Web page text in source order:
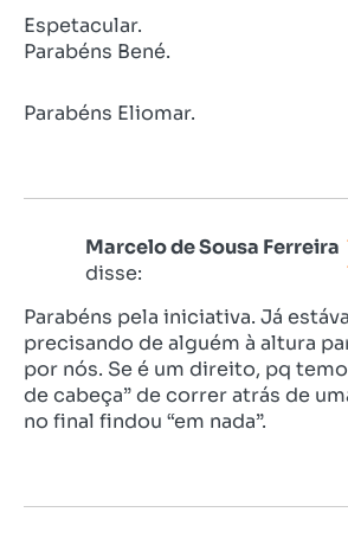
Espetacular.
Parabéns Bené.
Parabéns Eliomar.
Marcelo de Sousa Ferreira
disse:
Parabéns pela iniciativa. Já
precisando de alguém à altura
por nós. Se é um direito, pq
de cabeça” de correr atrás de
no final findou “em nada”.